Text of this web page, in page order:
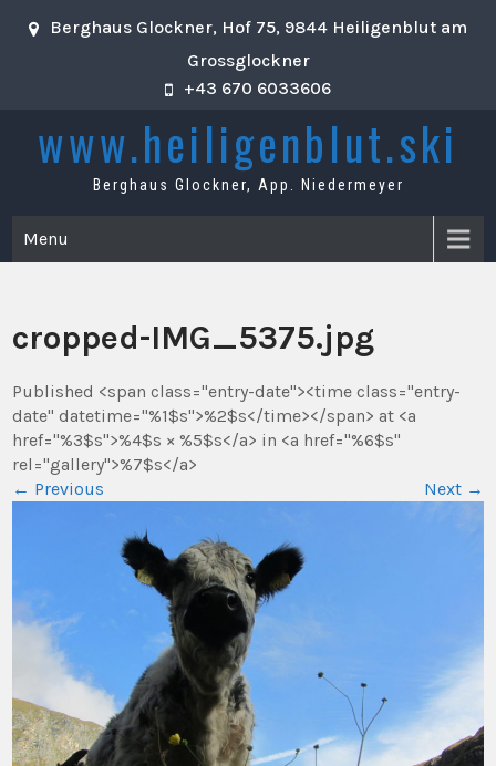
Berghaus Glockner, Hof 75, 9844 Heiligenblut am
Grossglockner
+43 670 6033606
www.heiligenblut.ski
Berghaus Glockner, App. Niedermeyer
Menu
cropped-IMG_5375.jpg
Published <span class="entry-date"><time class="entry-
date" datetime="%1$s">%2$s</time></span> at <a
href="%3$s">%4$s × %5$s</a> in <a href="%6$s"
rel="gallery">%7$s</a>
← Previous Next →